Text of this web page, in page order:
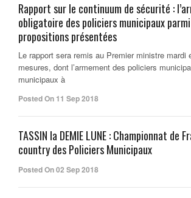
Rapport sur le continuum de sécurité :
obligatoire des policiers municipaux
propositions présentées
Le rapport sera remis au Premier ministre mardi
mesures, dont l’armement des policiers
municipaux à
Posted On 11 Sep 2018
TASSIN la DEMIE LUNE : Championnat de
country des Policiers Municipaux
Posted On 02 Sep 2018